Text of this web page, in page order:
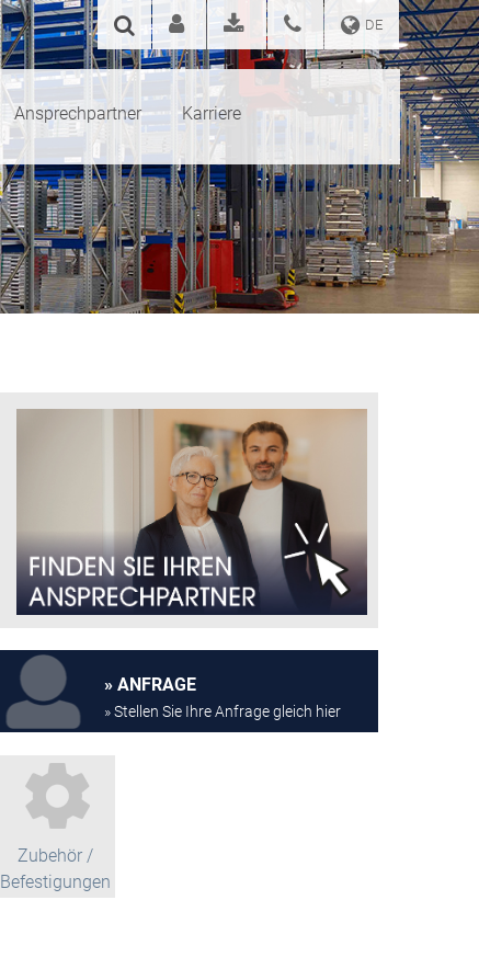
DE
Ansprechpartner Karriere
ANFRAGE
» Stellen Sie Ihre Anfrage gleich hier
Zubehör /
Befestigungen